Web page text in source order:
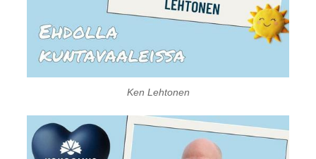
Ken Lehtonen